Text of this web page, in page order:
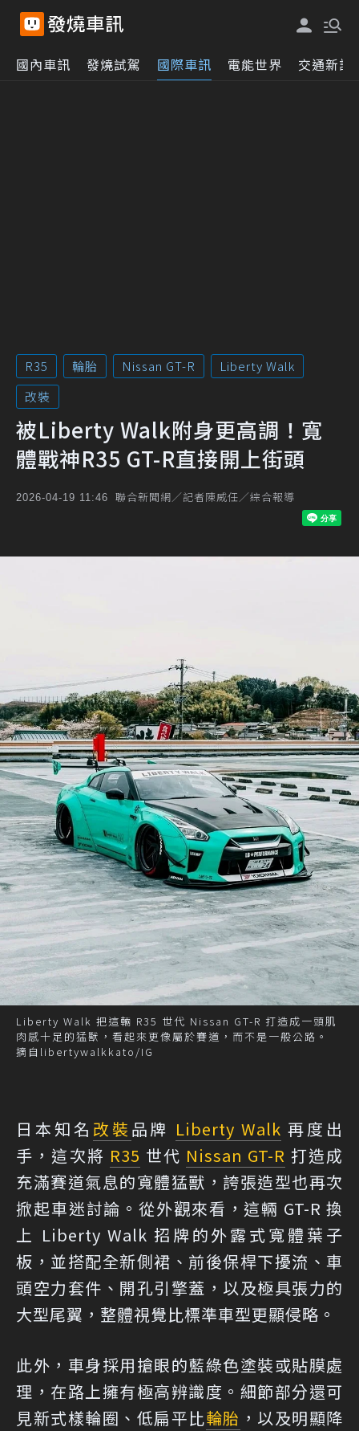
國內車訊 發燒試駕 國際車訊 電能世界 交通新訊
R35 輪胎 Nissan GT-R
Liberty Walk
改裝
被Liberty Walk附身更高調！寬
體戰神R35 GT-R直接開上街頭
2026-04-19 11:46 聯合新聞網／記者陳威任／綜合報導
Liberty Walk 把這輛 R35 世代 Nissan GT-R 打造成一頭肌
肉感十足的猛獸，看起來更像屬於賽道，而不是一般公路。
摘自libertywalkkato/IG
日本知名 改裝 品牌 Liberty Walk 再度出
手，這次將 R35 世代 Nissan GT-R 打造成
充滿賽道氣息的寬體猛獸，誇張造型也再次
掀起車迷討論。從外觀來看，這輛 GT-R 換
上 Liberty Walk 招牌的外露式寬體葉子
板，並搭配全新側裙、前後保桿下擾流、車
頭空力套件、開孔引擎蓋，以及極具張力的
大型尾翼，整體視覺比標準車型更顯侵略。
此外，車身採用搶眼的藍綠色塗裝或貼膜處
理，在路上擁有極高辨識度。細節部分還可
見新式樣輪圈、低扁平比輪胎 ，以及明顯降